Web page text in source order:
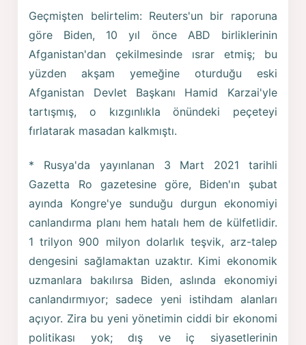
Geçmişten belirtelim: Reuters'un bir raporuna
göre Biden, 10 yıl önce ABD birliklerinin
Afganistan'dan çekilmesinde ısrar etmiş; bu
yüzden akşam yemeğine oturduğu eski
Afganistan Devlet Başkanı Hamid Karzai'yle
tartışmış, o kızgınlıkla önündeki peçeteyi
fırlatarak masadan kalkmıştı.
* Rusya'da yayınlanan 3 Mart 2021 tarihli
Gazetta Ro gazetesine göre, Biden'ın şubat
ayında Kongre'ye sunduğu durgun ekonomiyi
canlandırma planı hem hatalı hem de külfetlidir.
1 trilyon 900 milyon dolarlık teşvik, arz-talep
dengesini sağlamaktan uzaktır. Kimi ekonomik
uzmanlara bakılırsa Biden, aslında ekonomiyi
canlandırmıyor; sadece yeni istihdam alanları
açıyor. Zira bu yeni yönetimin ciddi bir ekonomi
politikası yok; dış ve iç siyasetlerinin